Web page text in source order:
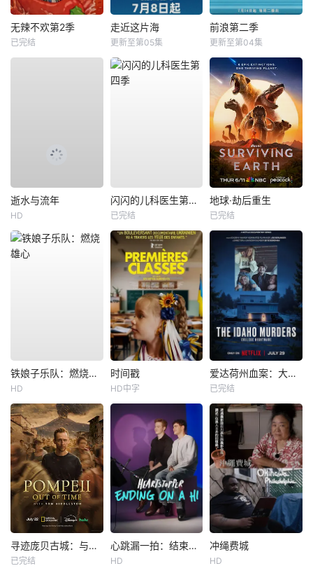
无辣不欢第2季
已完结
走近这片海
更新至第05集
前浪第二季
更新至第04集
逝水与流年
HD
闪闪的儿科医生第四季
已完结
地球·劫后重生
已完结
铁娘子乐队：燃烧雄心
HD
时间戳
HD中字
爱达荷州血案：大学梦魇
已完结
寻迹庞贝古城：与汤姆·希德勒斯顿同行
已完结
心跳漏一拍：结束在一声嗨
HD
冲绳费城
HD